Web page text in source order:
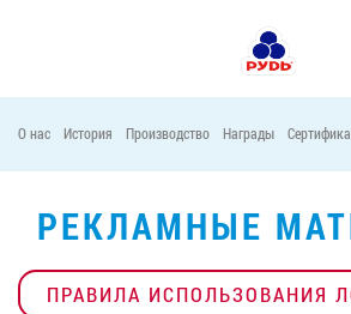
ПРОДУКЦИЯ
ПОТРЕБИТЕЛЯМ
О нас История Производство Награды
РЕКЛАМНЫЕ
ПРАВИЛА ИСПОЛЬЗОВАНИЯ